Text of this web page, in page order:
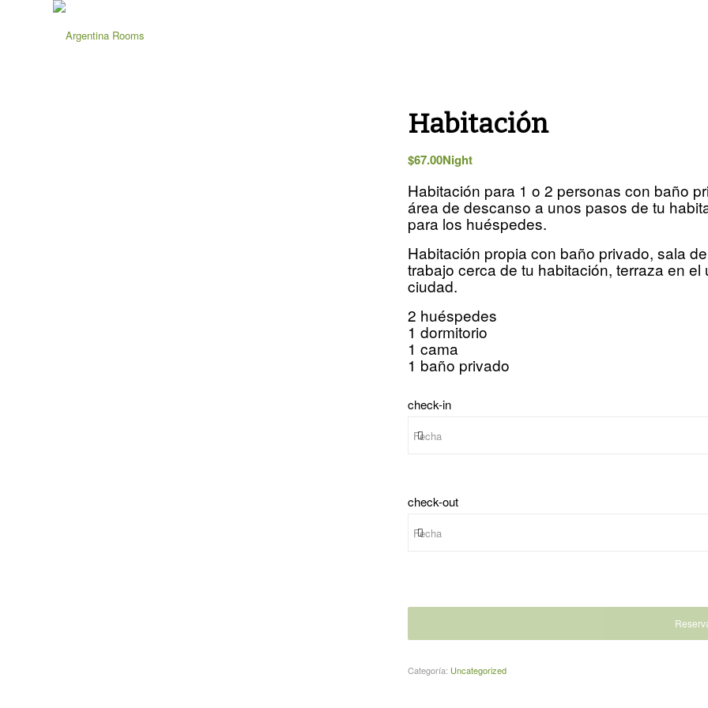
Habitación
$67.00Night
Habitación para 1 o 2 personas con baño
área de descanso a unos pasos de tu
para los huéspedes.
Habitación propia con baño privado, sala
trabajo cerca de tu habitación, terraza en
ciudad.
2 huéspedes
1 dormitorio
1 cama
1 baño privado
check-in
check-out
Categoría: Uncategorized